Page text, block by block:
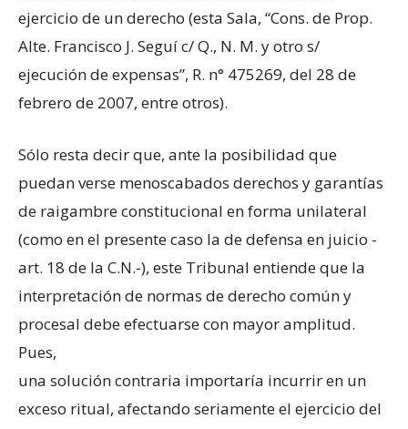
ejercicio de un derecho (esta Sala, “Cons. de Prop.
Alte. Francisco J. Seguí c/ Q., N. M. y otro s/
ejecución de expensas”, R. n° 475269, del 28 de
febrero de 2007, entre otros).
Sólo resta decir que, ante la posibilidad que
puedan verse menoscabados derechos y garantías
de raigambre constitucional en forma unilateral
(como en el presente caso la de defensa en juicio -
art. 18 de la C.N.-), este Tribunal entiende que la
interpretación de normas de derecho común y
procesal debe efectuarse con mayor amplitud.
Pues,
una solución contraria importaría incurrir en un
exceso ritual, afectando seriamente el ejercicio del